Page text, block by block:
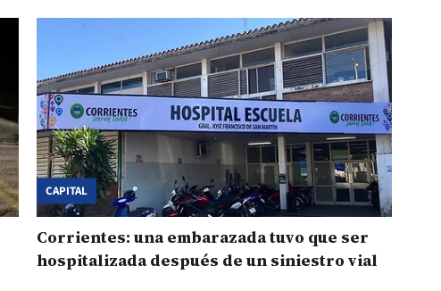
CAPITAL
Corrientes: una embarazada tuvo que ser
hospitalizada después de un siniestro vial